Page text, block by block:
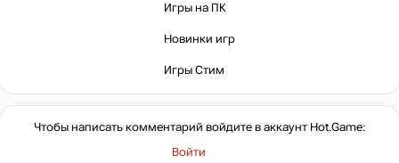
Игры на ПК
Новинки игр
Игры Стим
Чтобы написать комментарий войдите в аккаунт Hot.Game:
Войти